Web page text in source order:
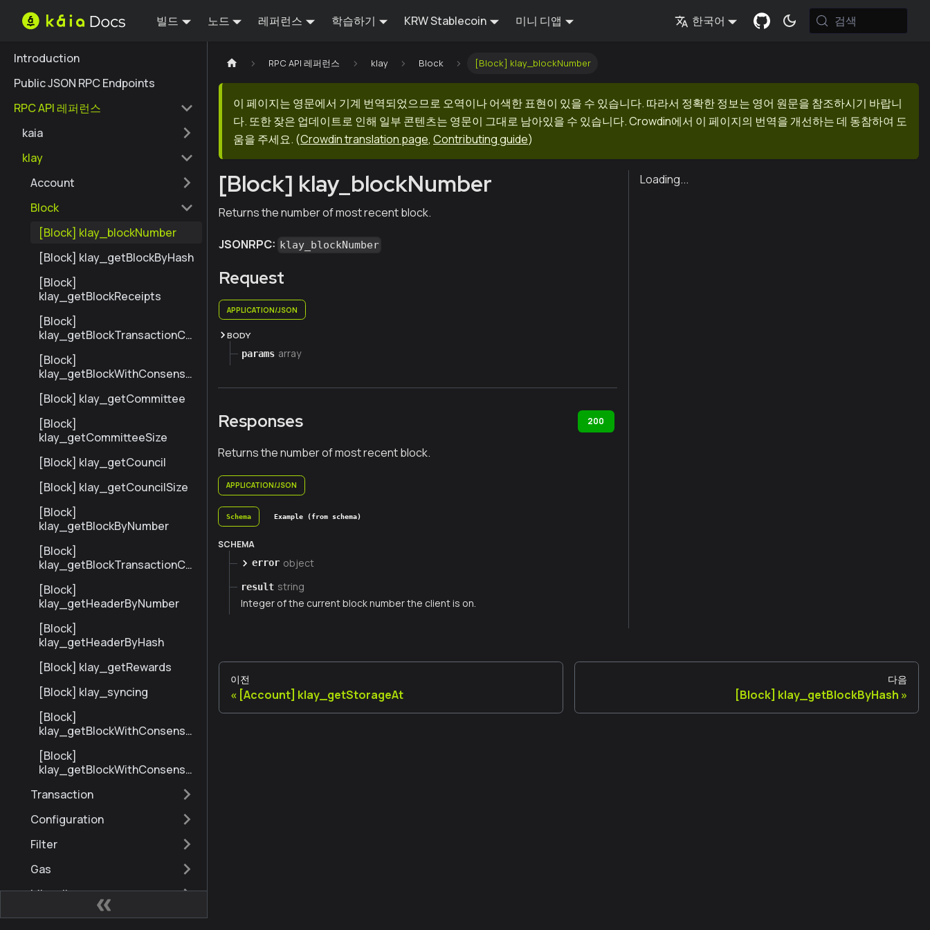
빌드 노드 레퍼런스 학습하기 KRW Stablecoin 미니 디앱 한국어 검색
Introduction
Public JSON RPC Endpoints
RPC API 레퍼런스
kaia
klay
Account
Block
[Block] klay_blockNumber
[Block] klay_getBlockByHash
[Block]
klay_getBlockReceipts
[Block]
klay_getBlockTransactionCo
[Block]
klay_getBlockWithConsensu
[Block] klay_getCommittee
[Block]
klay_getCommitteeSize
[Block] klay_getCouncil
[Block] klay_getCouncilSize
[Block]
klay_getBlockByNumber
[Block]
klay_getBlockTransactionCo
[Block]
klay_getHeaderByNumber
[Block]
klay_getHeaderByHash
[Block] klay_getRewards
[Block] klay_syncing
[Block]
klay_getBlockWithConsensu
[Block]
klay_getBlockWithConsensu
Transaction
Configuration
Filter
Gas
Miscellaneous
eth
RPC API 레퍼런스 klay Block [Block] klay_blockNumber
이 페이지는 영문에서 기계 번역되었으므로 오역이나 어색한 표현이 있을 수 있습니다. 따라서 정확한 정보는 영어 원문을 참조하시기 바랍니
다. 또한 잦은 업데이트로 인해 일부 콘텐츠는 영문이 그대로 남아있을 수 있습니다. Crowdin에서 이 페이지의 번역을 개선하는 데 동참하여 도
움을 주세요. (Crowdin translation page, Contributing guide)
[Block] klay_blockNumber
Returns the number of most recent block.
JSONRPC: klay_blockNumber
Request
APPLICATION/JSON
BODY
params array
Responses 200
Returns the number of most recent block.
APPLICATION/JSON
Schema Example (from schema)
SCHEMA
error object
result string
Integer of the current block number the client is on.
Loading...
이전
[Account] klay_getStorageAt
다음
[Block] klay_getBlockByHash